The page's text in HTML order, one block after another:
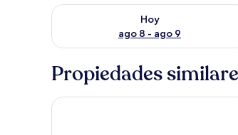
Hoy
ago 8 - ago 9
Consulta la disponibilidad para hoy
Propiedades
Akureyri - Berjaya Iceland Hotels